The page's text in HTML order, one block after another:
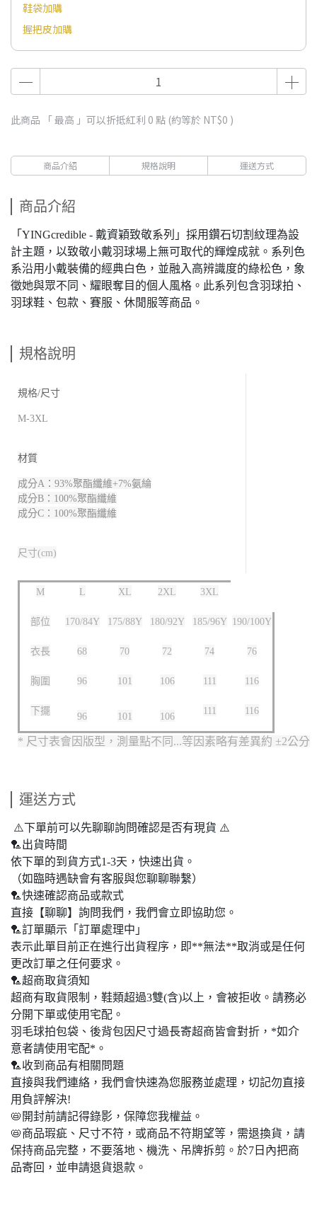
鞋袋加購
握把皮加購
此商品 「 最高 」可以折抵紅利 0 點 (約等於 NT$0 )
商品介紹 規格說明 運送方式
商品介紹
「YINGcredible - 戴資穎致敬系列」採用鑽石切割紋理為設
計主題，以致敬小戴羽球場上無可取代的輝煌成就。系列色
系沿用小戴裝備的經典白色，並融入高辨識度的綠松色，象
徵她與眾不同、耀眼奪目的個人風格。此系列包含羽球拍、
羽球鞋、包款、賽服、休閒服等商品。
規格說明
規格/尺寸
M-3XL
材質
成分A：93%聚酯纖維+7%氨綸
成分B：100%聚酯纖維
成分C：100%聚酯纖維
尺寸(cm)
M L XL 2XL 3XL
部位 170/84Y 175/88Y 180/92Y 185/96Y 190/100Y
衣長 68 70 72 74 76
胸圍 96 101 106 111 116
下擺
96 101 106
111 116
* 尺寸表會因版型，測量點不同...等因素略有差異約 ±2公分
運送方式
⚠️下單前可以先聊聊詢問確認是否有現貨 ⚠️
🏸出貨時間
依下單的到貨方式1-3天，快速出貨。
（如臨時遇缺會有客服與您聊聊聯繫）
🏸快速確認商品或款式
直接【聊聊】詢問我們，我們會立即協助您。
🏸訂單顯示「訂單處理中」
表示此單目前正在進行出貨程序，即**無法**取消或是任何
更改訂單之任何要求。
🏸超商取貨須知
超商有取貨限制，鞋類超過3雙(含)以上，會被拒收。請務必
分開下單或使用宅配。
羽毛球拍包袋、後背包因尺寸過長寄超商皆會對折，*如介
意者請使用宅配*。
🏸收到商品有相關問題
直接與我們連絡，我們會快速為您服務並處理，切記勿直接
用負評解決!
📛開封前請記得錄影，保障您我權益。
📛商品瑕疵、尺寸不符，或商品不符期望等，需退換貨，請
保持商品完整，不要落地、機洗、吊牌拆剪。於7日內把商
品寄回，並申請退貨退款。